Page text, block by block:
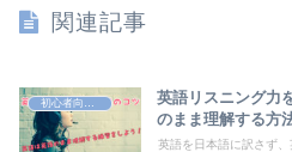
関連記事
初心者向け英語学習法
英語リスニング力
のまま理解する方
英語を日本語に訳さず